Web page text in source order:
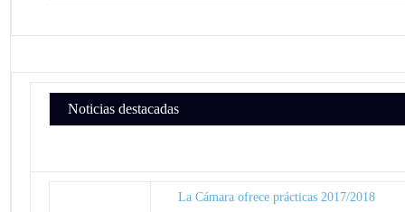
Noticias destacadas
La Cámara ofrece prácticas 2017/2018